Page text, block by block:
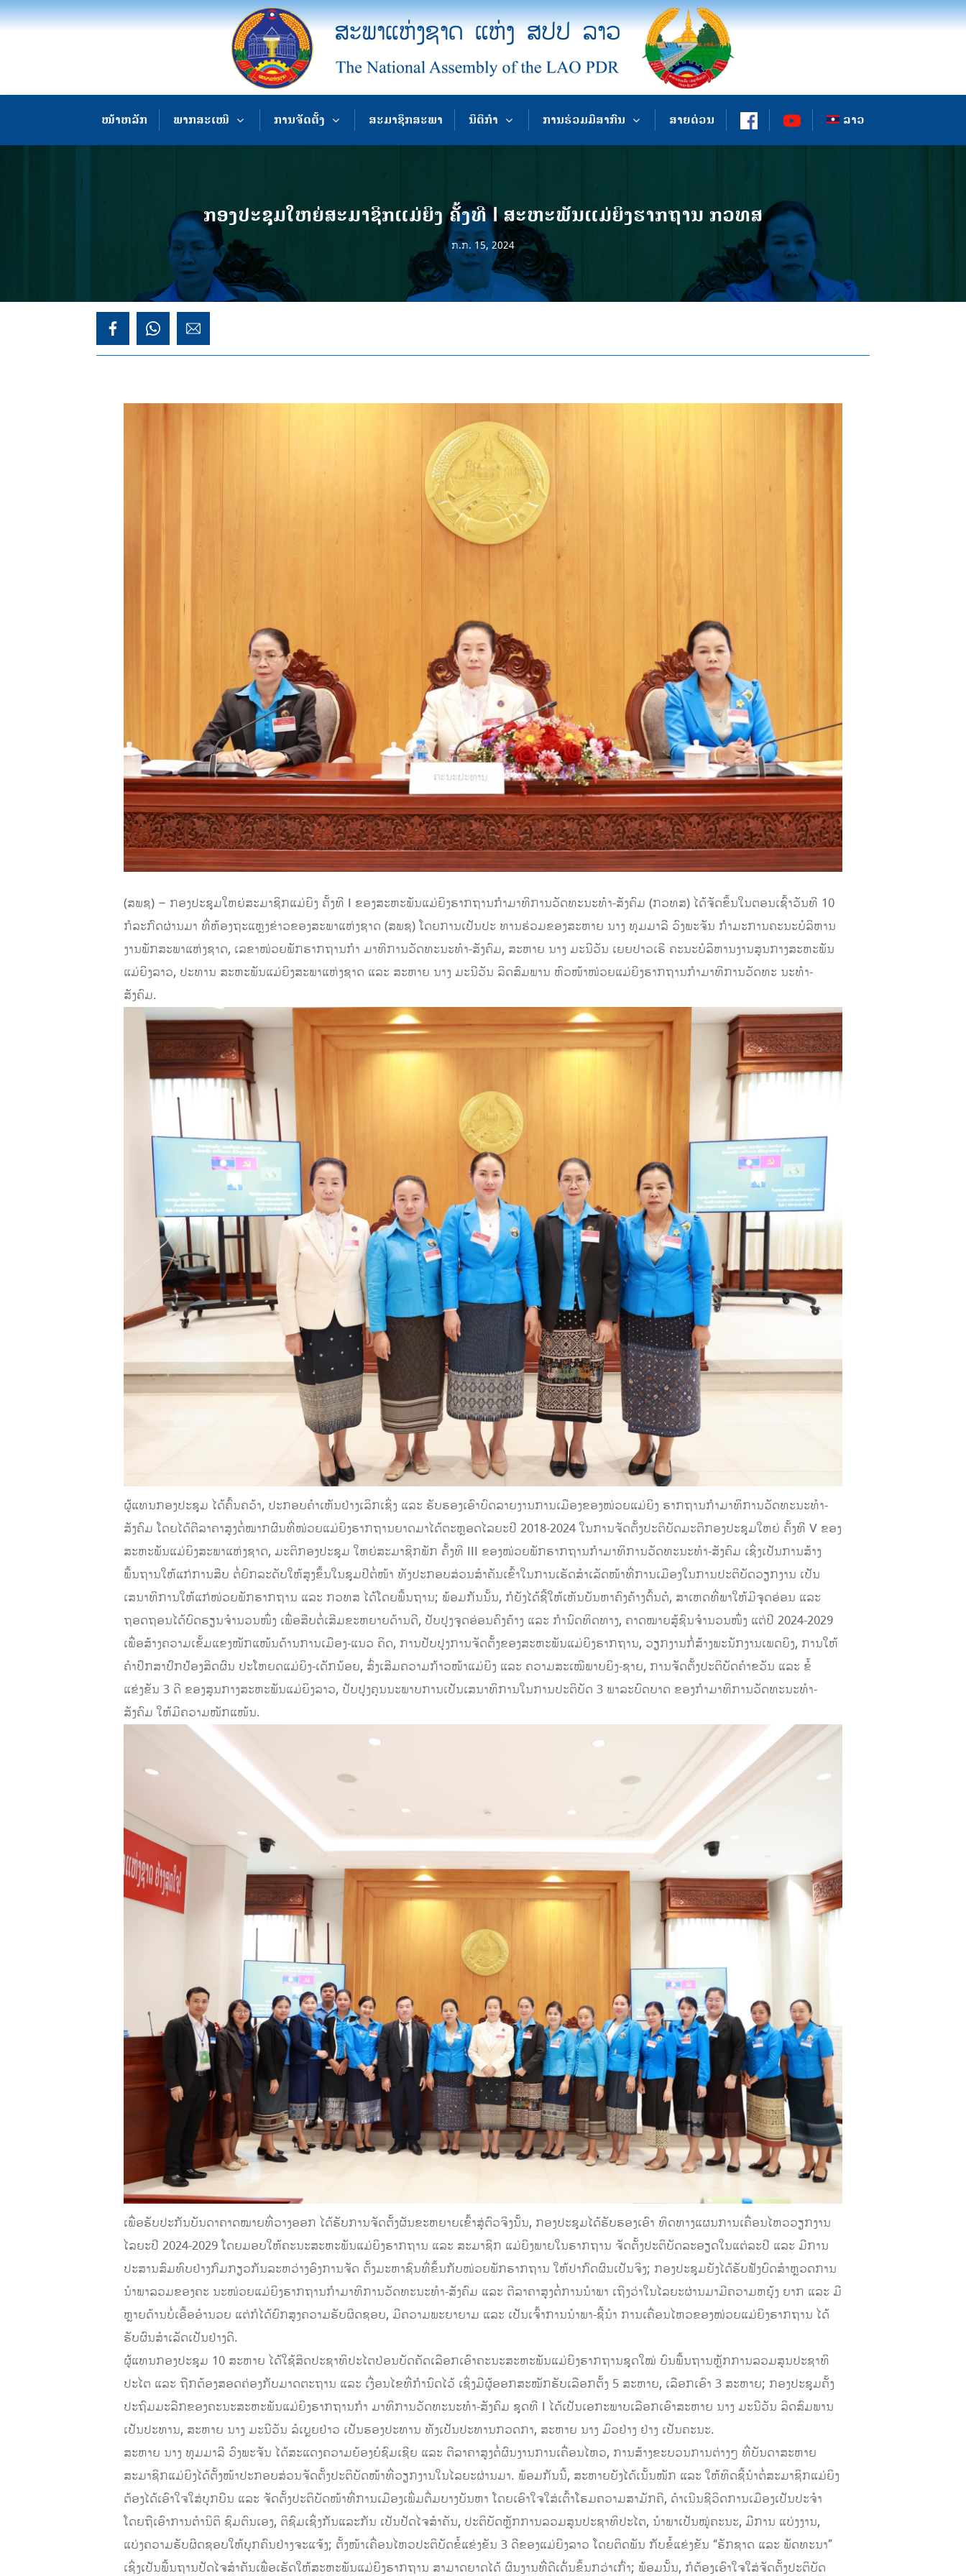
ໜ້າຫລັກ ພາກສະເໜີ ການຈັດຕັ້ງ ສະມາຊິກສະພາ ນິຕິກຳ ການຮ່ວມມືສາກົນ ສາຍດ່ວນ ລາວ
ກອງປະຊຸມໃຫຍ່ສະມາຊິກແມ່ຍິງ ຄັ້ງທີ I ສະຫະພັນແມ່ຍິງຮາກຖານ ກວທສ
ກ.ກ. 15, 2024
(ສພຊ) – ກອງປະຊຸມໃຫຍ່ສະມາຊິກແມ່ຍິງ ຄັ້ງທີ I ຂອງສະຫະພັນແມ່ຍິງຮາກຖານກຳມາທິການວັດທະນະທຳ-ສັງຄົມ (ກວທສ) ໄດ້ຈັດຂຶ້ນໃນຕອນເຊົ້າວັນທີ 10
ກໍລະກົດຜ່ານມາ ທີ່ຫ້ອງຖະແຫຼງຂ່າວຂອງສະພາແຫ່ງຊາດ (ສພຊ) ໂດຍການເປັນປະ ທານຮ່ວມຂອງສະຫາຍ ນາງ ທຸມມາລີ ວົງພະຈັນ ກຳມະການຄະນະບໍລິຫານ
ງານພັກສະພາແຫ່ງຊາດ, ເລຂາໜ່ວຍພັກຮາກຖານກຳ ມາທິການວັດທະນະທຳ-ສັງຄົມ, ສະຫາຍ ນາງ ມະນີວັນ ເຍຍປາວເຮີ ຄະນະບໍລິຫານງານສູນກາງສະຫະພັນ
ແມ່ຍິງລາວ, ປະທານ ສະຫະພັນແມ່ຍິງສະພາແຫ່ງຊາດ ແລະ ສະຫາຍ ນາງ ມະນີວັນ ລິດສົມພານ ຫົວໜ້າໜ່ວຍແມ່ຍິງຮາກຖານກໍາມາທິການວັດທະ ນະທໍາ-
ສັງຄົມ.
ຜູ້​ແທນກອງປະຊຸມ ໄດ້ຄົ້ນຄວ້າ, ປະກອບຄໍາເຫັນຢ່າງເລິກເຊິ່ງ ແລະ ຮັບຮອງເອົາບົດລາຍງານການເມືອງຂອງໜ່ວຍແມ່ຍິງ ຮາກຖານກໍາມາທິການວັດທະນະທໍາ-
ສັງຄົມ ໂດຍໄດ້ຕີລາຄາສູງຕໍ່ໝາກຜົນທີ່ໜ່ວຍແມ່ຍິງຮາກຖານຍາດມາໄດ້ຕະຫຼອດໄລຍະປີ 2018-2024 ໃນການຈັດຕັ້ງປະຕິບັດມະຕິກອງປະຊຸມໃຫຍ່ ຄັ້ງທີ V ຂອງ
ສະຫະພັນແມ່ຍິງສະພາແຫ່ງຊາດ, ມະຕິກອງປະຊຸມ ໃຫຍ່ສະມາຊິກພັກ ຄັ້ງທີ III ຂອງໜ່ວຍພັກຮາກຖານກໍາມາທິການວັດທະນະທໍາ-ສັງຄົມ ເຊິ່ງເປັນການສ້າງ
ພື້ນຖານໃຫ້ແກ່ການສືບ ຕໍ່ຍົກລະດັບໃຫ້ສູງຂຶ້ນໃນຊຸມປີຕໍ່ໜ້າ ທັງປະກອບສ່ວນສໍາຄັນເຂົ້າໃນການເຮັດສໍາເລັດໜ້າທີ່ການເມືອງໃນການປະຕິບັດວຽກງານ ເປັນ
ເສນາທິການໃຫ້ແກ່ໜ່ວຍພັກຮາກຖານ ແລະ ກວທສ ໄດ້ໂດຍພື້ນຖານ; ພ້ອມກັນນັ້ນ, ກໍຍັງໄດ້ຊີ້ໃຫ້ເຫັນບັນຫາຄົງຄ້າງຕົ້ນຕໍ, ສາເຫດທີ່ພາໃຫ້ມີຈຸດອ່ອນ ແລະ
ຖອດຖອນໄດ້ບົດຮຽນຈໍານວນໜຶ່ງ ເພື່ອສືບຕໍ່ເສີມຂະຫຍາຍດ້ານດີ, ປັບປຸງຈຸດອ່ອນຄົງຄ້າງ ແລະ ກໍານົດທິດທາງ, ຄາດໝາຍສູ້ຊົນຈໍານວນໜຶ່ງ ແຕ່ປີ 2024-2029
ເພື່ອສ້າງຄວາມເຂັ້ມແຂງໜັກແໜ້ນດ້ານການເມືອງ-ແນວ ຄິດ, ການປັບປຸງການຈັດຕັ້ງຂອງສະຫະພັນແມ່ຍິງຮາກຖານ, ວຽກງານກໍ່ສ້າງພະນັກງານເພດຍິງ, ການໃຫ້
ຄໍາປຶກສາປົກປ້ອງສິດຜົນ ປະໂຫຍດແມ່ຍິງ-ເດັກນ້ອຍ, ສົ່ງເສີມຄວາມກ້າວໜ້າແມ່ຍິງ ແລະ ຄວາມສະເໝີພາບຍິງ-ຊາຍ, ການຈັດຕັ້ງປະຕິບັດຄໍາຂວັນ ແລະ ຂໍ້
ແຂ່ງຂັນ 3 ດີ ຂອງສູນກາງສະຫະພັນແມ່ຍິງລາວ, ປັບປຸງຄຸນນະພາບການເປັນເສນາທິການໃນການປະຕິບັດ 3 ພາລະບົດບາດ ຂອງກໍາມາທິການວັດທະນະທໍາ-
ສັງຄົມ ໃຫ້ມີຄວາມໜັກແໜ້ນ.
ເພື່ອຮັບປະກັນບັນດາຄາດໝາຍທີ່ວາງອອກ ໄດ້ຮັບການຈັດຕັ້ງຜັນຂະຫຍາຍເຂົ້າສູ່ຕົວຈິງນັ້ນ, ກອງປະຊຸມໄດ້ຮັບຮອງເອົາ ທິດທາງແຜນການເຄື່ອນໄຫວວຽກງານ
ໄລຍະປີ 2024-2029 ໂດຍມອບໃຫ້ຄະນະສະຫະພັນແມ່ຍິງຮາກຖານ ແລະ ສະມາຊິກ ແມ່ຍິງພາຍໃນຮາກຖານ ຈັດຕັ້ງປະຕິບັດລະອຽດໃນແຕ່ລະປີ ແລະ ມີການ
ປະສານສົມທົບຢ່າງກົມກຽວກັນລະຫວ່າງອົງການຈັດ ຕັ້ງມະຫາຊົນທີ່ຂຶ້ນກັບໜ່ວຍພັກຮາກຖານ ໃຫ້ປາກົດຜົນເປັນຈິງ; ກອງປະຊຸມຍັງໄດ້ຮັບຟັງບົດສໍາຫຼວດການ
ນໍາພາລວມຂອງຄະ ນະໜ່ວຍແມ່ຍິງຮາກຖານກໍາມາທິການວັດທະນະທໍາ-ສັງຄົມ ແລະ ຕີລາຄາສູງຕໍ່ການນໍາພາ ເຖິງວ່າໃນໄລຍະຜ່ານມາມີຄວາມຫຍຸ້ງ ຍາກ ແລະ ມີ
ຫຼາຍດ້ານບໍ່ເອື້ອອໍານວຍ ແຕ່ກໍໄດ້ຍົກສູງຄວາມຮັບຜິດຊອບ, ມີຄວາມພະຍາຍາມ ແລະ ເປັນເຈົ້າການນໍາພາ-ຊີ້ນໍາ ການເຄື່ອນໄຫວຂອງໜ່ວຍແມ່ຍິງຮາກຖານ ໄດ້
ຮັບຜົນສໍາເລັດເປັນຢ່າງດີ.
ຜູ້​ແທນ​ກອງ​ປະຊຸມ 10 ສະຫາຍ​ ໄດ້​ໃຊ້​ສິດ​ປະຊາທິປະ​ໄຕປ່ອນ​ບັດ​ຄັດ​ເລືອກ​ເອົາຄະນະສະຫະພັນແມ່ຍິງຮາກຖານຊຸດ​ໃໝ່ ບົນ​ພື້ນຖານຫຼັກການ​ລວມສູນປະຊາທິ
ປະ​ໄຕ ​ແລະ ​ຖືກຕ້ອງສອດຄ່ອງ​ກັບມາດຕະຖານ ​ແລະ ​ເງື່ອນ​ໄຂທີ່​​ກຳນົດ​ໄວ້ ​ເຊິ່ງມີຜູ້ອອກ​ສະໝັກ​ຮັບເລືອກ​ຕັ້ງ 5 ສະ​ຫາຍ, ເລືອກເອົາ 3 ສະ​ຫາຍ; ກອງ​ປະຊຸມ​ຄັ້ງ​
ປະຖົມ​ມະລືກຂອງຄະນະ​ສະຫະພັນແມ່ຍິງຮາກຖານກໍາ ມາທິການວັດທະນະທຳ-ສັງຄົມ ຊຸດທີ I ໄດ້​ເປັນ​ເອກະພາບ​ເລືອກ​ເອົາສະຫາຍ ນາງ ມະນີວັນ ລິດສົມພານ
ເປັນ​ປະທານ, ສະຫາຍ ນາງ ມະນີວັນ ລໍເບຼຍຢ່າວ ເປັນຮອງປະທານ ທັງເປັນປະທານກວດກາ, ສະຫາຍ ນາງ ມົວຢ່າງ ຢ່າງ ເປັນຄະນະ.
ສະຫາຍ​ ນາງ ທຸມມາລີ ວົງພະຈັນ ໄດ້ສະແດງຄວາມຍ້ອງຍໍຊົມເຊີຍ ແລະ ຕີລາຄາສູງຕໍ່​​ຜົນງານການ​ເຄື່ອນ​ໄຫວ, ການ​ສ້າງ​ຂະ​ບວນການ​ຕ່າງໆ ທີ່​ບັນດາ​ສະຫາຍ
ສະມາ​ຊິກແມ່ຍິງ​ໄດ້​ຕັ້ງໜ້າ​ປະກອບສ່ວນ​ຈັດ​ຕັ້ງ​ປະຕິບັດໜ້າທີ່ວຽກງານໃນໄລຍະຜ່ານມາ. ພ້ອມກັນນີ້, ສະຫາຍຍັງໄດ້ເນັ້ນໜັກ ແລະ ໃຫ້ທິດຊີ້ນຳຕໍ່​ສະມາຊິກແມ່ຍິງ
ຕ້ອງໄດ້ເອົາໃຈໃສ່ບຸກບືນ ແລະ ຈັດຕັ້ງປະຕິບັດໜ້າ​ທີ່​ການ​ເມືອງເພີ່ມຕື່ມບາງ​ບັນຫາ ໂດຍເອົາໃຈໃສ່ເຕົ້າໂຮມຄວາມສາມັກຄີ, ດໍາເນີນຊີວິດການເມືອງເປັນປະຈໍາ
ໂດຍຖືເອົາການຕໍານິຕິ ຊົມຕົນເອງ, ຕິຊົມເຊິ່ງກັນແລະກັນ ເປັນປັດໄຈສໍາຄັນ, ປະຕິບັດຫຼັກການລວມສູນປະຊາທິປະໄຕ, ນໍາພາເປັນໝູ່ຄະນະ, ມີການ ແບ່ງງານ,
ແບ່ງຄວາມຮັບຜິດຊອບໃຫ້ບຸກຄົນຢ່າງຈະແຈ້ງ; ຕັ້ງໜ້າເຄື່ອນໄຫວປະຕິບັດຂໍ້ແຂ່ງຂັນ 3 ດີຂອງແມ່ຍິງລາວ ໂດຍຕິດພັນ ກັບຂໍ້ແຂ່ງຂັນ “ຮັກຊາດ ແລະ ພັດທະນາ”
ເຊິ່ງເປັນພື້ນຖານປັດໄຈສໍາຄັນເພື່ອເຮັດໃຫ້ສະຫະພັນແມ່ຍິງຮາກຖານ ສາມາດຍາດໄດ້ ຜົນງານທີ່ດີເດັ່ນຂຶ້ນກວ່າເກົ່າ; ພ້ອມນັ້ນ, ກໍຕ້ອງເອົາໃຈໃສ່ຈັດຕັ້ງປະຕິບັດ